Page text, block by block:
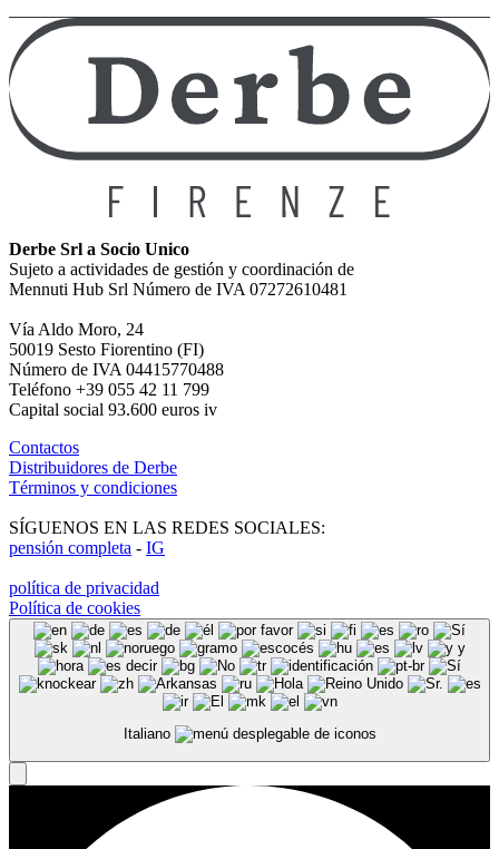
Derbe Srl a Socio Unico
Sujeto a actividades de gestión y coordinación de
Mennuti Hub Srl Número de IVA 07272610481
Vía Aldo Moro, 24
50019 Sesto Fiorentino (FI)
Número de IVA 04415770488
Teléfono +39 055 42 11 799
Capital social 93.600 euros iv
Contactos
Distribuidores de Derbe
Términos y condiciones
SÍGUENOS EN LAS REDES SOCIALES:
pensión completa - IG
política de privacidad
Política de cookies
Italiano